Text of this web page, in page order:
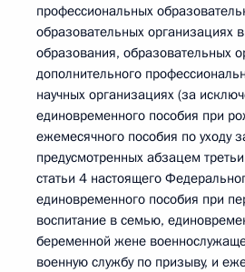
профессиональных
образовательных организациях
образования, образовательных
дополнительного
научных организациях (за
единовременного пособия при
ежемесячного пособия по уходу
предусмотренных абзацем
статьи 4 настоящего
единовременного пособия при
воспитание в семью,
беременной жене
военную службу по призыву, и